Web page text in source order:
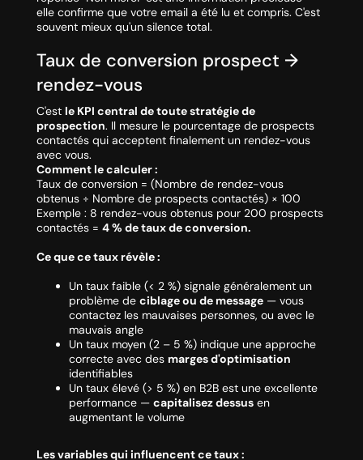
elle confirme que votre email a été lu et compris. C'est
souvent mieux qu'un silence total.
Taux de conversion prospect →
rendez-vous
C'est le KPI central de toute stratégie de
prospection. Il mesure le pourcentage de prospects
contactés qui acceptent finalement un rendez-vous
avec vous.
Comment le calculer :
Taux de conversion = (Nombre de rendez-vous
obtenus ÷ Nombre de prospects contactés) × 100
Exemple : 8 rendez-vous obtenus pour 200 prospects
contactés = 4 % de taux de conversion.
Ce que ce taux révèle :
Un taux faible (< 2 %) signale généralement un
problème de ciblage ou de message— vous
contactez les mauvaises personnes, ou avec le
mauvais angle
Un taux moyen (2 – 5 %) indique une approche
correcte avec des marges d'optimisation
identifiables
Un taux élevé (> 5 %) en B2B est une excellente
performance — capitalisez dessusen
augmentant le volume
Les variables qui influencent ce taux :